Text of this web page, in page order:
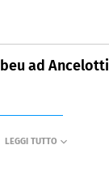
ad Ancelotti